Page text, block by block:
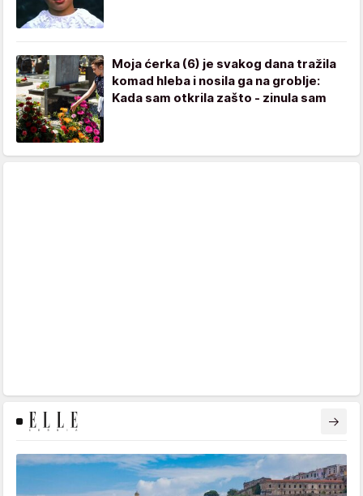
Moja ćerka (6) je svakog dana tražila
komad hleba i nosila ga na groblje:
Kada sam otkrila zašto - zinula sam